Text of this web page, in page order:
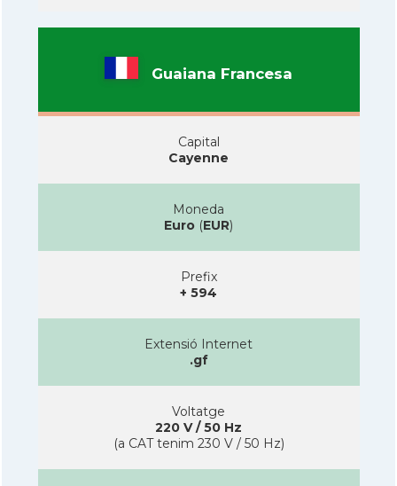
Guaiana Francesa
Capital
Cayenne
Moneda
Euro (EUR)
Prefix
+ 594
Extensió Internet
.gf
Voltatge
220 V / 50 Hz
(a CAT tenim 230 V / 50 Hz)